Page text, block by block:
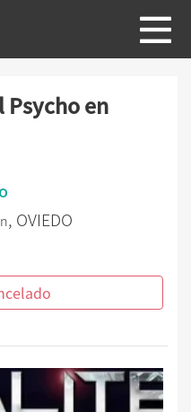
Psycho en
, OVIEDO